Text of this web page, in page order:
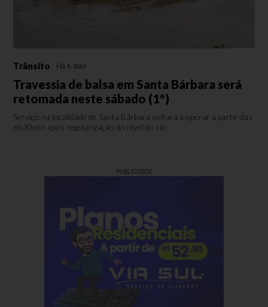
Trânsito Há 6 dias
Travessia de balsa em Santa Bárbara será
retomada neste sábado (1º)
Serviço na localidade de Santa Bárbara voltará a operar a partir das
6h30min após regularização do nível do rio
PUBLICIDADE